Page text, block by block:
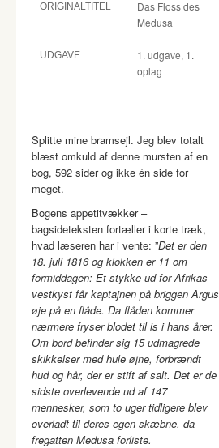
ORIGINALTITEL
Das Floss des
Medusa
UDGAVE
1. udgave, 1.
oplag
Splitte mine bramsejl. Jeg blev totalt
blæst omkuld af denne mursten af en
bog, 592 sider og ikke én side for
meget.
Bogens appetitvækker –
bagsideteksten fortæller i korte træk,
hvad læseren har i vente: ”Det er den
18. juli 1816 og klokken er 11 om
formiddagen: Et stykke ud for Afrikas
vestkyst får kaptajnen på briggen Argus
øje på en flåde. Da flåden kommer
nærmere fryser blodet til is i hans årer.
Om bord befinder sig 15 udmagrede
skikkelser med hule øjne, forbrændt
hud og hår, der er stift af salt. Det er de
sidste overlevende ud af 147
mennesker, som to uger tidligere blev
overladt til deres egen skæbne, da
fregatten Medusa forliste.